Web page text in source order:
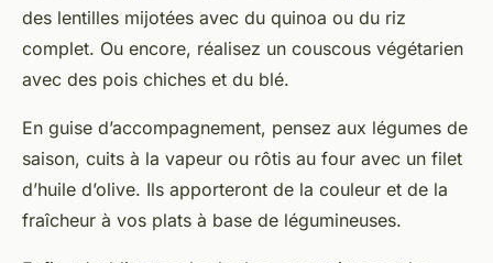
des lentilles mijotées avec du quinoa ou du riz
complet. Ou encore, réalisez un couscous végétarien
avec des pois chiches et du blé.
En guise d’accompagnement, pensez aux légumes de
saison, cuits à la vapeur ou rôtis au four avec un filet
d’huile d’olive. Ils apporteront de la couleur et de la
fraîcheur à vos plats à base de légumineuses.